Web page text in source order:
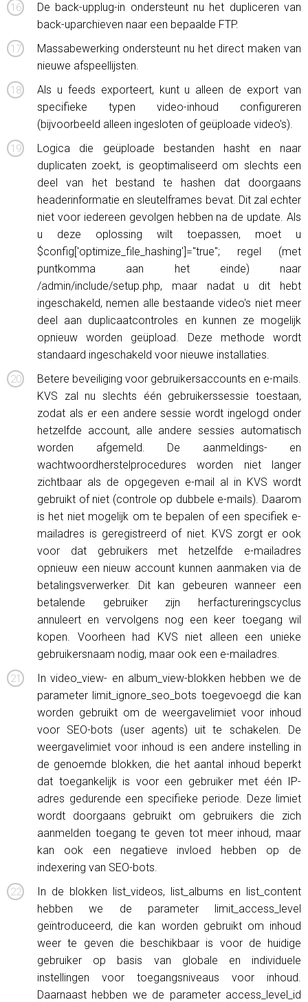
De back-upplug-in ondersteunt nu het dupliceren van
back-uparchieven naar een bepaalde FTP.
Massabewerking ondersteunt nu het direct maken van
nieuwe afspeellijsten.
Als u feeds exporteert, kunt u alleen de export van
specifieke typen video-inhoud configureren
(bijvoorbeeld alleen ingesloten of geüploade video's).
Logica die geüploade bestanden hasht en naar
duplicaten zoekt, is geoptimaliseerd om slechts een
deel van het bestand te hashen dat doorgaans
headerinformatie en sleutelframes bevat. Dit zal echter
niet voor iedereen gevolgen hebben na de update. Als
u deze oplossing wilt toepassen, moet u
$config['optimize_file_hashing']="true"; regel (met
puntkomma aan het einde) naar
/admin/include/setup.php, maar nadat u dit hebt
ingeschakeld, nemen alle bestaande video's niet meer
deel aan duplicaatcontroles en kunnen ze mogelijk
opnieuw worden geüpload. Deze methode wordt
standaard ingeschakeld voor nieuwe installaties.
Betere beveiliging voor gebruikersaccounts en e-mails.
KVS zal nu slechts één gebruikerssessie toestaan,
zodat als er een andere sessie wordt ingelogd onder
hetzelfde account, alle andere sessies automatisch
worden afgemeld. De aanmeldings- en
wachtwoordherstelprocedures worden niet langer
zichtbaar als de opgegeven e-mail al in KVS wordt
gebruikt of niet (controle op dubbele e-mails). Daarom
is het niet mogelijk om te bepalen of een specifiek e-
mailadres is geregistreerd of niet. KVS zorgt er ook
voor dat gebruikers met hetzelfde e-mailadres
opnieuw een nieuw account kunnen aanmaken via de
betalingsverwerker. Dit kan gebeuren wanneer een
betalende gebruiker zijn herfactureringscyclus
annuleert en vervolgens nog een keer toegang wil
kopen. Voorheen had KVS niet alleen een unieke
gebruikersnaam nodig, maar ook een e-mailadres.
In video_view- en album_view-blokken hebben we de
parameter limit_ignore_seo_bots toegevoegd die kan
worden gebruikt om de weergavelimiet voor inhoud
voor SEO-bots (user agents) uit te schakelen. De
weergavelimiet voor inhoud is een andere instelling in
de genoemde blokken, die het aantal inhoud beperkt
dat toegankelijk is voor een gebruiker met één IP-
adres gedurende een specifieke periode. Deze limiet
wordt doorgaans gebruikt om gebruikers die zich
aanmelden toegang te geven tot meer inhoud, maar
kan ook een negatieve invloed hebben op de
indexering van SEO-bots.
In de blokken list_videos, list_albums en list_content
hebben we de parameter limit_access_level
geïntroduceerd, die kan worden gebruikt om inhoud
weer te geven die beschikbaar is voor de huidige
gebruiker op basis van globale en individuele
instellingen voor toegangsniveaus voor inhoud.
Daarnaast hebben we de parameter access_level_id